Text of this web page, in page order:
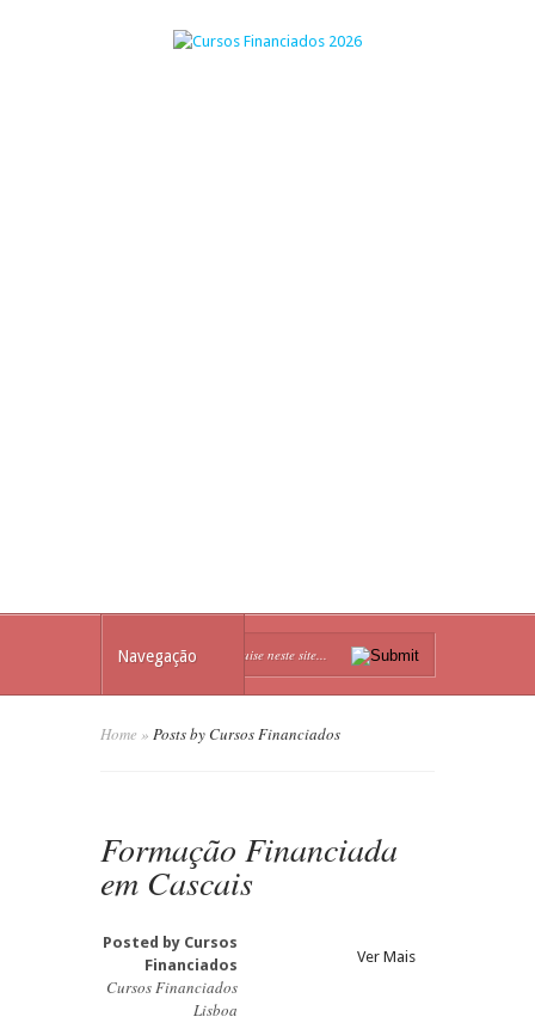
Navegação
Home » Posts by Cursos Financiados
Formação Financiada
em Cascais
Posted by Cursos
Financiados
Cursos Financiados
Lisboa
Ver Mais